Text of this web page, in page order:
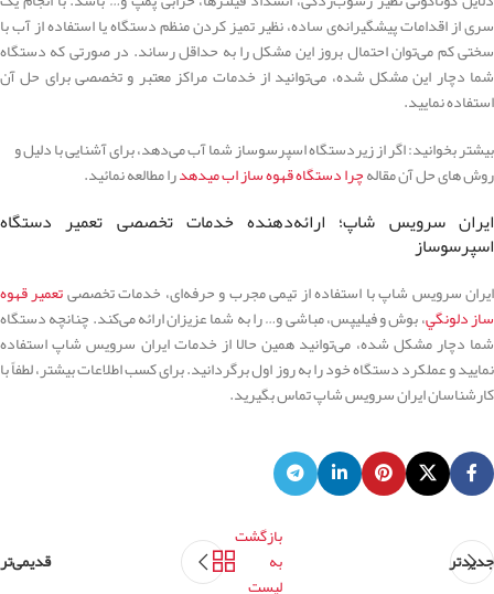
سری از اقدامات پیشگیرانه‌ی ساده، نظیر تمیز کردن منظم دستگاه یا استفاده از آب با
سختی کم می‌توان احتمال بروز این مشکل را به حداقل رساند. در صورتی که دستگاه
شما دچار این مشکل شده، می‌توانید از خدمات مراکز معتبر و تخصصی برای حل آن
استفاده نمایید.
بیشتر بخوانید: اگر از زیردستگاه اسپرسوساز شما آب می‌دهد، برای آشنایی با دلیل و
روش های حل آن مقالهچرا دستگاه قهوه ساز اب میدهدرا مطالعه نمائید.
ایران سرویس شاپ؛ ارائه‌دهنده خدمات تخصصی تعمیر دستگاه
اسپرسوساز
ایران سرویس شاپ با استفاده از تیمی مجرب و حرفه‌ای، خدمات تخصصیتعمير قهوه
ساز دلونگي، بوش و فیلیپس، مباشی و… را به شما عزیزان ارائه می‌کند. چنانچه دستگاه
شما دچار مشکل شده، می‌توانید همین حالا از خدمات ایران سرویس شاپ استفاده
نمایید و عملکرد دستگاه خود را به روز اول برگردانید. برای کسب اطلاعات بیشتر، لطفاً با
کارشناسان ایران سرویس شاپ تماس بگیرید.
جدیدتر
بازگشت
به
لیست
قدیمی‌تر